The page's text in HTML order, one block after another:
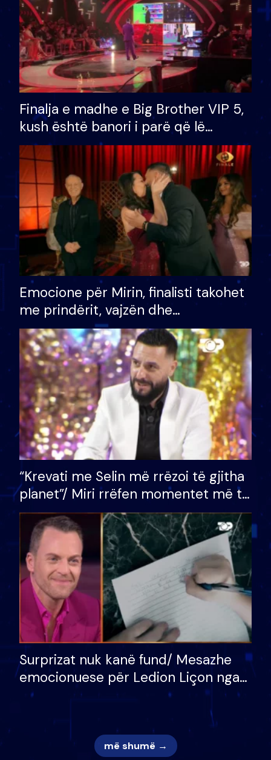
Finalja e madhe e Big Brother VIP 5,
kush është banori i parë që lë
shtëpinë dhe humb mundësinë për
të fituar çmimin e madh
Emocione për Mirin, finalisti takohet
me prindërit, vajzën dhe
bashkëshorten: S’kemi ndonjë letër
divorci apo jo?
“Krevati me Selin më rrëzoi të gjitha
planet”/ Miri rrëfen momentet më të
bukura në shtëpinë e BB VIP: Do më
mungojë zilja e mëngjesit kur…
Surprizat nuk kanë fund/ Mesazhe
emocionuese për Ledion Liçon nga
nëna dhe fëmijët e tij, moderatori
nuk i mban dot lotët: Nuk meritoj…
më shumë →